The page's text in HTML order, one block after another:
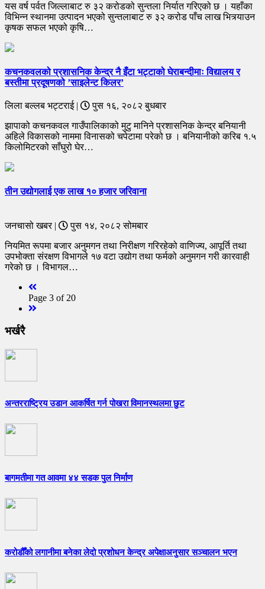
यस वर्ष पर्वत जिल्लाबाट रु ३२ करोडको सुन्तला निर्यात गरिएको छ । यहाँका
विभिन्न स्थानमा उत्पादन भएको सुन्तलाबाट रु ३२ करोड पाँच लाख भित्र्याउन
कृषक सफल भएको कृषि…
​कचनकवलको प्रशासनिक केन्द्र नै इँटा भट्टाको घेराबन्दीमाः विद्यालय र
बस्तीमा प्रदूषणको ’साइलेन्ट किलर’
लिला बल्लब भट्टराई |
पुस १६, २०८२ बुधबार
झापाको कचनकवल गाउँपालिकाको मुटु मानिने प्रशासनिक केन्द्र बनियानी
अहिले विकासको नाममा विनासको चपेटामा परेको छ । बनियानीको करिब १.५
किलोमिटरको साँघुरो घेर…
तीन उद्योगलाई एक लाख १० हजार जरिवाना
जनचासो खबर |
पुस १४, २०८२ सोमबार
नियमित रूपमा बजार अनुमगन तथा निरीक्षण गरिरहेको वाणिज्य, आपूर्ति तथा
उपभोक्ता संरक्षण विभागले १७ वटा उद्योग तथा फर्मको अनुमगन गरी कारवाही
गरेको छ । विभागल…
Previous
Page 3 of 20
भर्खरै
अन्तरराष्ट्रिय उडान आकर्षित गर्न पोखरा विमानस्थलमा छुट
बागमतीमा गत आवमा ४४ सडक पुल निर्माण
करोडौँको लगानीमा बनेका लेदो प्रशोधन केन्द्र अपेक्षाअनुसार सञ्चालन भएन